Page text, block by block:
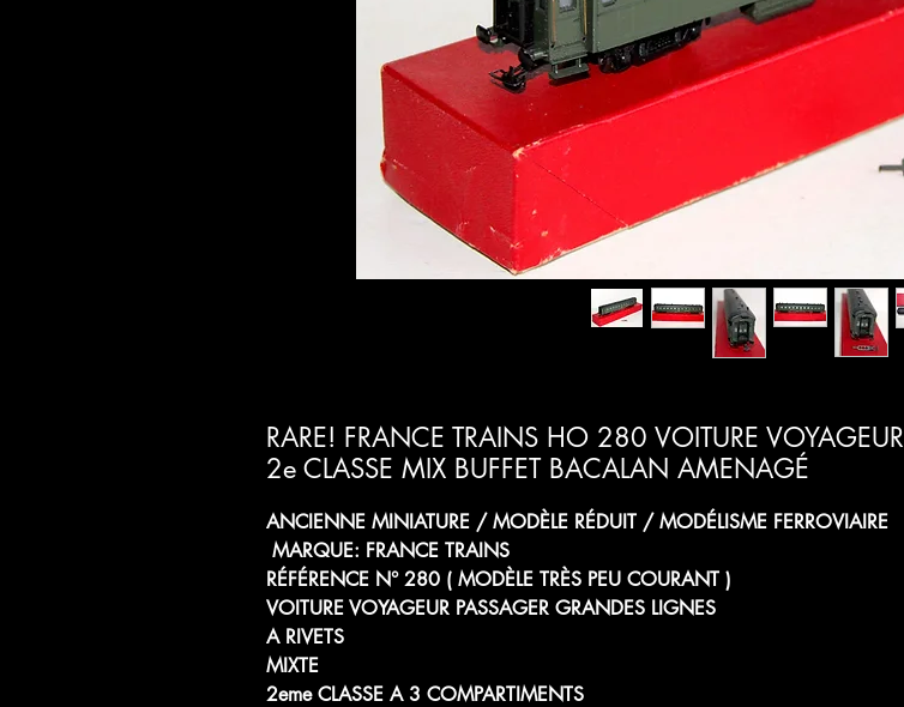
RARE! FRANCE TRAINS HO 280 VOITURE VOYAGEUR
2e CLASSE MIX BUFFET BACALAN AMENAGÉ
ANCIENNE MINIATURE / MODÈLE RÉDUIT / MODÉLISME FERROVIAIRE
MARQUE: FRANCE TRAINS
RÉFÉRENCE N° 280 ( MODÈLE TRÈS PEU COURANT )
VOITURE VOYAGEUR PASSAGER GRANDES LIGNES
A RIVETS
MIXTE
2eme CLASSE A 3 COMPARTIMENTS